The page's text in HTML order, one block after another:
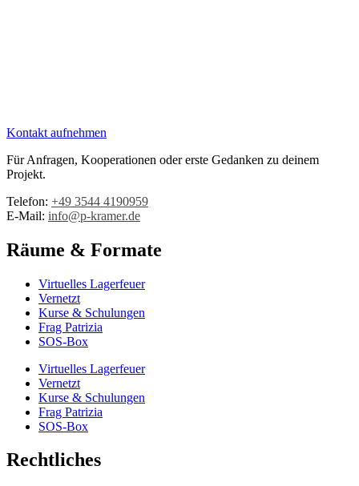
Kontakt aufnehmen
Für Anfragen, Kooperationen oder erste Gedanken zu deinem
Projekt.
Telefon: +49 3544 4190959‬
E-Mail: info@p-kramer.de
Räume & Formate
Virtuelles Lagerfeuer
Vernetzt
Kurse & Schulungen
Frag Patrizia
SOS-Box
Virtuelles Lagerfeuer
Vernetzt
Kurse & Schulungen
Frag Patrizia
SOS-Box
Rechtliches